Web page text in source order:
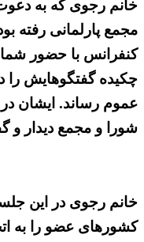
خانم رجوی که به
مجمع پارلمانی رفته
کنفرانس با حضور
چکیده گفتگوهایش را
عموم رساند. ایشان
شورا و مجمع دیدار و
خانم رجوی در این
کشورهای عضو را به